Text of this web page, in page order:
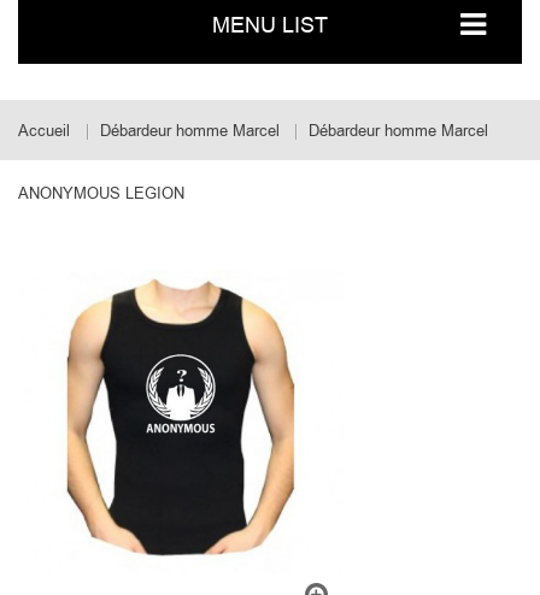
MENU LIST
Accueil Débardeur homme Marcel Débardeur homme Marcel
ANONYMOUS LEGION